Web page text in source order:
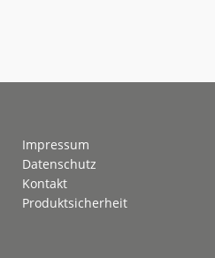
Impressum
Datenschutz
Kontakt
Produktsicherheit